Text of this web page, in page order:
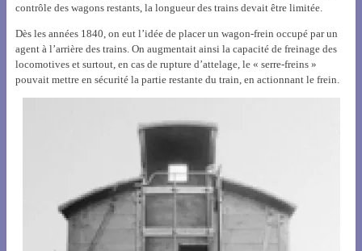
contrôle des wagons restants, la longueur des trains devait être limitée.
Dès les années 1840, on eut l’idée de placer un wagon-frein occupé par un
agent à l’arrière des trains. On augmentait ainsi la capacité de freinage des
locomotives et surtout, en cas de rupture d’attelage, le « serre-freins »
pouvait mettre en sécurité la partie restante du train, en actionnant le frein.